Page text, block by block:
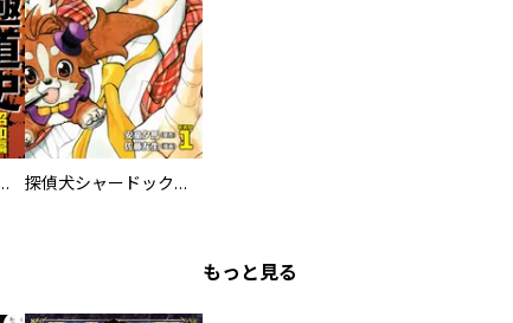
スーパー大合本 探偵犬シャードック（新装版）
もっと見る